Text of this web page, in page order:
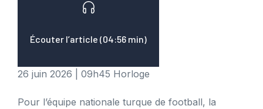
Écouter l’article (04:56 min)
26 juin 2026 09h45 Horloge
Pour l’équipe nationale turque de football, la